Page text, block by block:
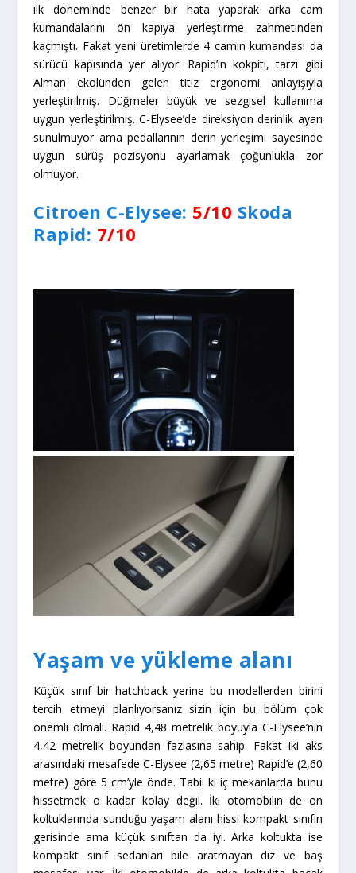
ilk döneminde benzer bir hata yaparak arka cam
kumandalarını ön kapıya yerleştirme zahmetinden
kaçmıştı. Fakat yeni üretimlerde 4 camın kumandası da
sürücü kapısında yer alıyor. Rapid’in kokpiti, tarzı gibi
Alman ekolünden gelen titiz ergonomi anlayışıyla
yerleştirilmiş. Düğmeler büyük ve sezgisel kullanıma
uygun yerleştirilmiş. C-Elysee’de direksiyon derinlik ayarı
sunulmuyor ama pedallarının derin yerleşimi sayesinde
uygun sürüş pozisyonu ayarlamak çoğunlukla zor
olmuyor.
Citroen C-Elysee: 5/10 Skoda
Rapid: 7/10
Yaşam ve yükleme alanı
Küçük sınıf bir hatchback yerine bu modellerden birini
tercih etmeyi planlıyorsanız sizin için bu bölüm çok
önemli olmalı. Rapid 4,48 metrelik boyuyla C-Elysee’nin
4,42 metrelik boyundan fazlasına sahip. Fakat iki aks
arasındaki mesafede C-Elysee (2,65 metre) Rapid’e (2,60
metre) göre 5 cm’yle önde. Tabii ki iç mekanlarda bunu
hissetmek o kadar kolay değil. İki otomobilin de ön
koltuklarında sunduğu yaşam alanı hissi kompakt sınıfın
gerisinde ama küçük sınıftan da iyi. Arka koltukta ise
kompakt sınıf sedanları bile aratmayan diz ve baş